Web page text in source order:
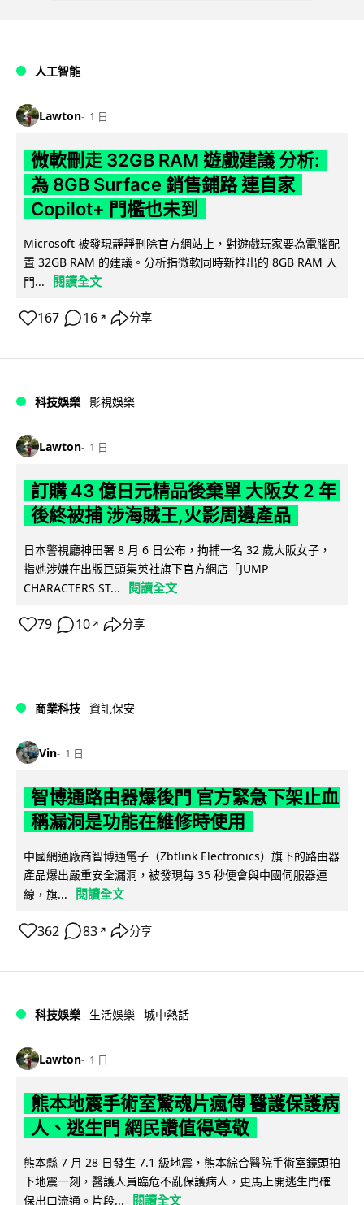
人工智能
Lawton 1 日
微軟刪走 32GB RAM 遊戲建議 分析:
為 8GB Surface 銷售鋪路 連自家
Copilot+ 門檻也未到
Microsoft 被發現靜靜刪除官方網站上，對遊戲玩家要為電腦配
置 32GB RAM 的建議。分析指微軟同時新推出的 8GB RAM 入
門...
閱讀全文
167 16 ↗ 分享
科技娛樂 影視娛樂
Lawton 1 日
訂購 43 億日元精品後棄單 大阪女 2 年
後終被捕 涉海賊王,火影周邊產品
日本警視廳神田署 8 月 6 日公布，拘捕一名 32 歲大阪女子，
指她涉嫌在出版巨頭集英社旗下官方網店「JUMP
CHARACTERS ST...
閱讀全文
79 10 ↗ 分享
商業科技 資訊保安
Vin 1 日
智博通路由器爆後門 官方緊急下架止血
稱漏洞是功能在維修時使用
中國網通廠商智博通電子（Zbtlink Electronics）旗下的路由器
產品爆出嚴重安全漏洞，被發現每 35 秒便會與中國伺服器連
線，旗...
閱讀全文
362 83 ↗ 分享
科技娛樂 生活娛樂 城中熱話
Lawton 1 日
熊本地震手術室驚魂片瘋傳 醫護保護病
人、逃生門 網民讚值得尊敬
熊本縣 7 月 28 日發生 7.1 級地震，熊本綜合醫院手術室鏡頭拍
下地震一刻，醫護人員臨危不亂保護病人，更馬上開逃生門確
保出口流通。片段...
閱讀全文